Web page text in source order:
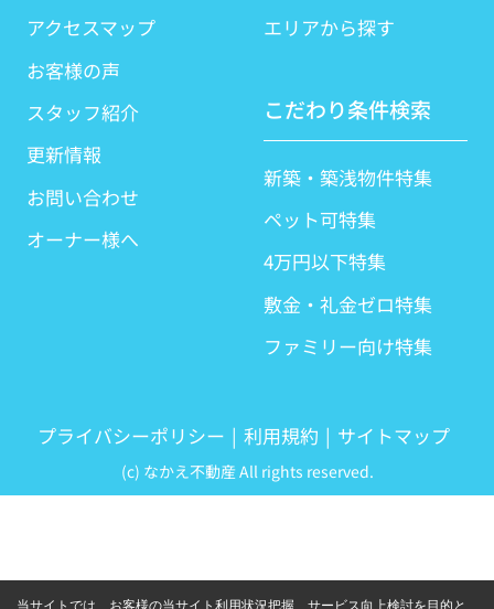
アクセスマップ
お客様の声
スタッフ紹介
更新情報
お問い合わせ
オーナー様へ
エリアから探す
こだわり条件検索
新築・築浅物件特集
ペット可特集
4万円以下特集
敷金・礼金ゼロ特集
ファミリー向け特集
プライバシーポリシー 利用規約 サイトマップ
(c) なかえ不動産 All rights reserved.
当サイトでは、お客様の当サイト利用状況把握、サービス向上検討を目的と